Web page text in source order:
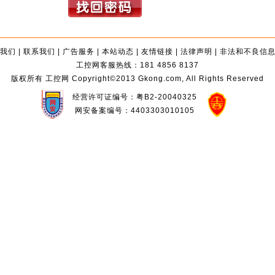
们 | 联系我们 | 广告服务 | 本站动态 | 友情链接 | 法律声明 | 非法和不良信
工控网客服热线：181 4856 8137
版权所有 工控网 Copyright©2013 Gkong.com, All Rights Reserved
经营许可证编号：粤B2-20040325
网安备案编号：4403303010105